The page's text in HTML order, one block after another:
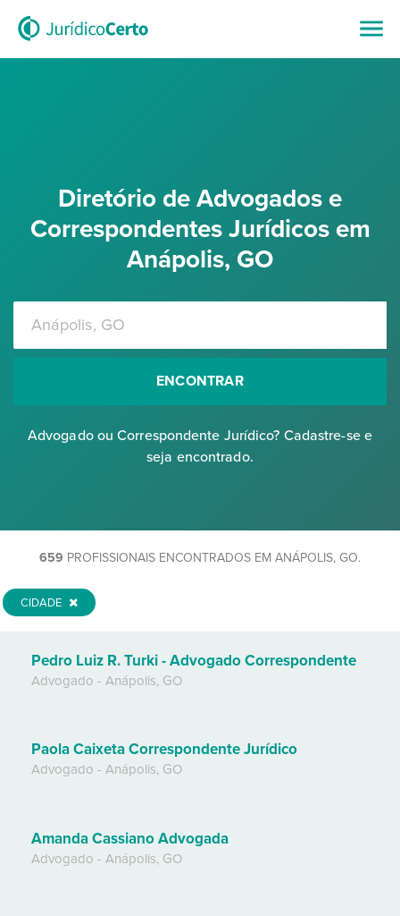
Diretório de Advogados e
Correspondentes Jurídicos em
Anápolis, GO
ENCONTRAR
Advogado ou Correspondente Jurídico? Cadastre-se e
seja encontrado.
659 PROFISSIONAIS ENCONTRADOS EM ANÁPOLIS, GO.
CIDADE
Pedro Luiz R. Turki - Advogado Correspondente
Advogado - Anápolis, GO
Paola Caixeta Correspondente Jurídico
Advogado - Anápolis, GO
Amanda Cassiano Advogada
Advogado - Anápolis, GO